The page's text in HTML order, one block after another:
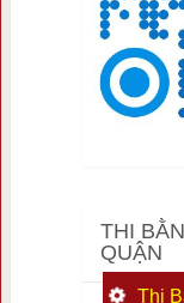
THI
QUẬN
Thi